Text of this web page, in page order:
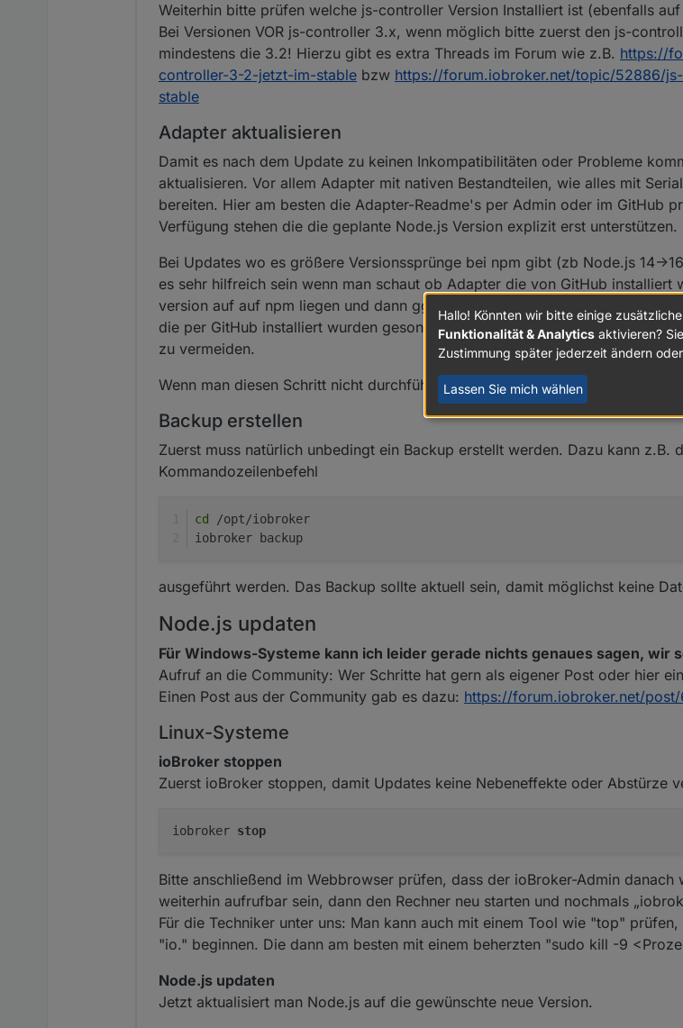
Weiterhin bitte prüfen welche js-controller Version Installiert ist (ebenfalls
Bei Versionen VOR js-controller 3.x, wenn möglich bitte zuerst den js-
mindestens die 3.2! Hierzu gibt es extra Threads im Forum wie z.B. https://
controller-3-2-jetzt-im-stable bzw https://forum.iobroker.net/topic/52886/
stable
Adapter aktualisieren
Damit es nach dem Update zu keinen Inkompatibilitäten oder Probleme
aktualisieren. Vor allem Adapter mit nativen Bestandteilen, wie alles mit
bereiten. Hier am besten die Adapter-Readme's per Admin oder im GitHub
Verfügung stehen die die geplante Node.js Version explizit erst unterstützen.
Bei Updates wo es größere Versionssprünge bei npm gibt (zb Node.js 14-
es sehr hilfreich sein wenn man schaut ob Adapter die von GitHub installiert
version auf auf npm liegen und dann ggf von dort nochmals installieren
die per GitHub installiert wurden gesondert mit einem GitHub Symbol
zu vermeiden.
Wenn man diesen Schritt nicht durchführt kann es zu unnötigen Problemen
Backup erstellen
Zuerst muss natürlich unbedingt ein Backup erstellt werden. Dazu kann z.B.
Kommandozeilenbefehl
cd
/opt/iobroker
iobroker backup
ausgeführt werden. Das Backup sollte aktuell sein, damit möglichst keine
Node.js updaten
Für Windows-Systeme kann ich leider gerade nichts genaues sagen, wir
Aufruf an die Community: Wer Schritte hat gern als eigener Post oder hier
Einen Post aus der Community gab es dazu: https://forum.iobroker.net/
Linux-Systeme
ioBroker stoppen
Zuerst ioBroker stoppen, damit Updates keine Nebeneffekte oder Abstürze
iobroker stop
Bitte anschließend im Webbrowser prüfen, dass der ioBroker-Admin
weiterhin aufrufbar sein, dann den Rechner neu starten und nochmals
Für die Techniker unter uns: Man kann auch mit einem Tool wie "top"
"io." beginnen. Die dann am besten mit einem beherzten "sudo kill -9
Node.js updaten
Jetzt aktualisiert man Node.js auf die gewünschte neue Version.
Hallo! Könnten wir bitte einige
Funktionalität & Analytics aktivieren?
Zustimmung später jederzeit ändern
Lassen Sie mich wählen